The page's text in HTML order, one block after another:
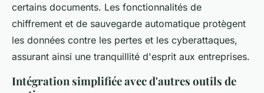
certains documents. Les fonctionnalités de
chiffrement et de sauvegarde automatique protègent
les données contre les pertes et les cyberattaques,
assurant ainsi une tranquillité d'esprit aux entreprises.
Intégration simplifiée avec d'autres outils de